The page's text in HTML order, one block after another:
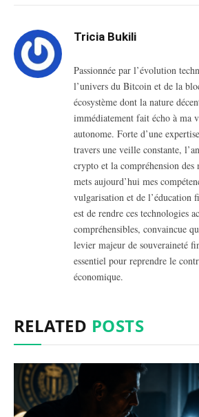
Tricia Bukili
Passionnée par l’évolution
l’univers du Bitcoin et de la
écosystème dont la nature
immédiatement fait écho à ma
autonome. Forte d’une
travers une veille constante,
crypto et la compréhension des
mets aujourd’hui mes
vulgarisation et de l’éducation
est de rendre ces technologies
compréhensibles, convaincue
levier majeur de souveraineté
essentiel pour reprendre le
économique.
RELATED POSTS